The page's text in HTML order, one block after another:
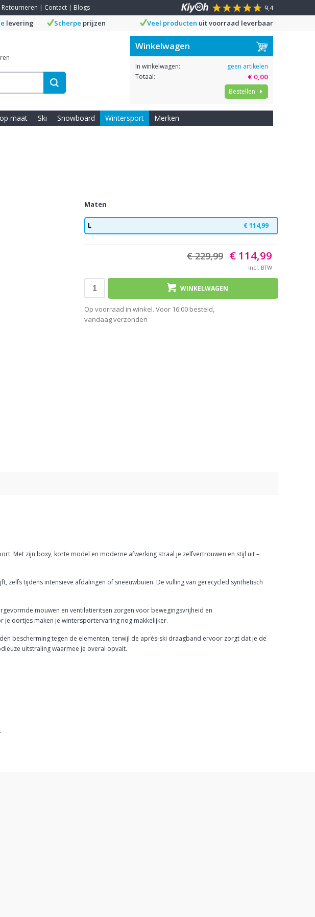
Retourneren | Contact | Blogs
9,4
levering Scherpe prijzen Veel producten uit voorraad leverbaar
Winkelwagen
In winkelwagen:
geen artikelen
Totaal:
€ 0,00
Bestellen
maat Ski Snowboard Wintersport Merken
Maten
L € 114,99
€ 229,99 € 114,99
incl. BTW
WINKELWAGEN
Op voorraad in winkel. Voor 16:00 besteld,
vandaag verzonden
Met zijn boxy, korte model en moderne afwerking straal je zelfvertrouwen en stijl uit –
tijdens intensieve afdalingen of sneeuwbuien. De vulling van gerecycled synthetisch
mouwen en ventilatieritsen zorgen voor bewegingsvrijheid en
je oortjes maken je wintersportervaring nog makkelijker.
bescherming tegen de elementen, terwijl de après-ski draagband ervoor zorgt dat je de
uitstraling waarmee je overal opvalt.